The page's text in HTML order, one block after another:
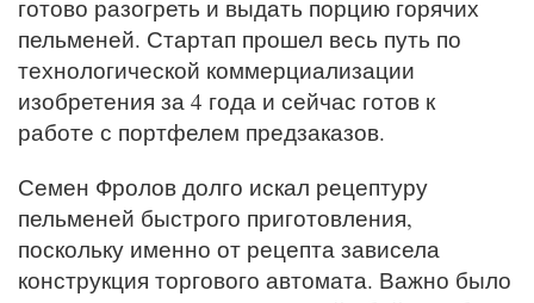
готово разогреть и выдать порцию горячих
пельменей. Стартап прошел весь путь по
технологической коммерциализации
изобретения за 4 года и сейчас готов к
работе с портфелем предзаказов.
Семен Фролов долго искал рецептуру
пельменей быстрого приготовления,
поскольку именно от рецепта зависела
конструкция торгового автомата. Важно было